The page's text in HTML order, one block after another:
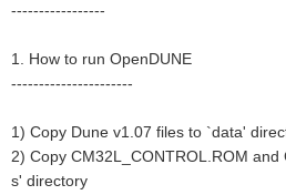
-----------------
1. How to run OpenDUNE
----------------------
1) Copy Dune v1.07 files to `data'
2) Copy CM32L_CONTROL.ROM
s' directory